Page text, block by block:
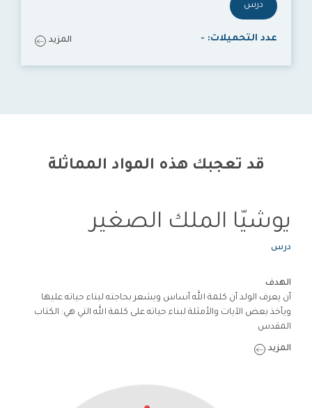
درس
عدد التحميلات: - المزيد
قد تعجبك هذه المواد المماثلة
يوشيّا الملك الصغير
درس
الهدف
أن يعرف الولد أن كلمة الله أساس ويشعر بحاجته لبناء حياته عليها
ويأخذ بعض الآيات والأمثلة لبناء حياته على كلمة الله التي هي: الكتاب
المقدس
المزيد